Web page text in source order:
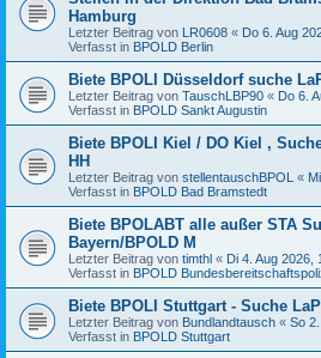
Hamburg
Letzter Beitrag von LR0608 « Do 6. Aug
Verfasst in BPOLD Berlin
Biete BPOLI Düsseldorf suche
Letzter Beitrag von TauschLBP90 « Do 6.
Verfasst in BPOLD Sankt Augustin
Biete BPOLI Kiel / DO Kiel ,
HH
Letzter Beitrag von stellentauschBPOL «
Verfasst in BPOLD Bad Bramstedt
Biete BPOLABT alle außer STA
Bayern/BPOLD M
Letzter Beitrag von timthl « Di 4. Aug 2026,
Verfasst in BPOLD
Biete BPOLI Stuttgart - Suche
Letzter Beitrag von Bundlandtausch « So
Verfasst in BPOLD Stuttgart